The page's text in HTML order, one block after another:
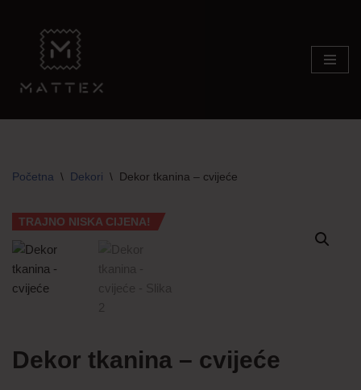
content
Početna \ Dekori \ Dekor tkanina – cvijeće
TRAJNO NISKA CIJENA!
Dekor tkanina – cvijeće